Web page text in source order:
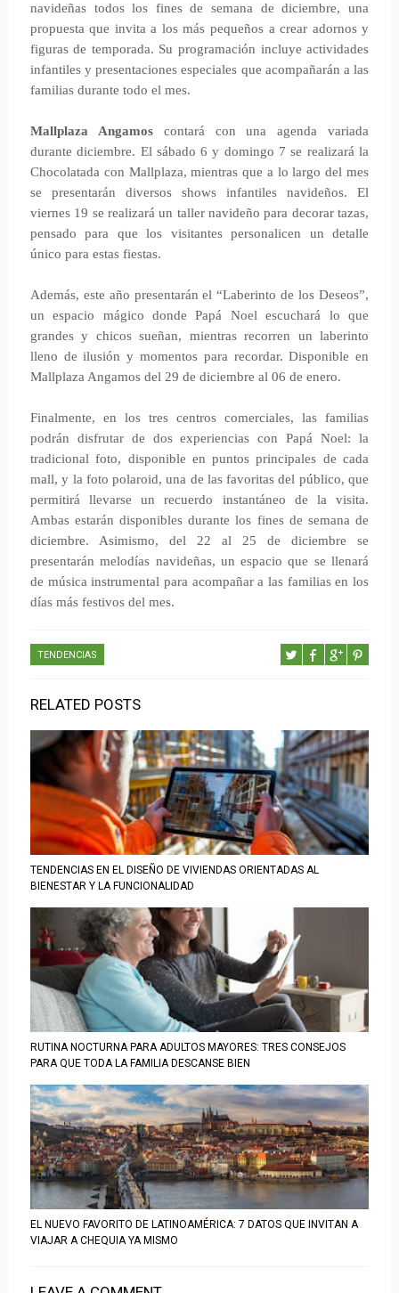
navideñas todos los fines de semana de diciembre, una
propuesta que invita a los más pequeños a crear adornos y
figuras de temporada. Su programación incluye actividades
infantiles y presentaciones especiales que acompañarán a las
familias durante todo el mes.
Mallplaza Angamos contará con una agenda variada
durante diciembre. El sábado 6 y domingo 7 se realizará la
Chocolatada con Mallplaza, mientras que a lo largo del mes
se presentarán diversos shows infantiles navideños. El
viernes 19 se realizará un taller navideño para decorar tazas,
pensado para que los visitantes personalicen un detalle
único para estas fiestas.
Además, este año presentarán el “Laberinto de los Deseos”,
un espacio mágico donde Papá Noel escuchará lo que
grandes y chicos sueñan, mientras recorren un laberinto
lleno de ilusión y momentos para recordar. Disponible en
Mallplaza Angamos del 29 de diciembre al 06 de enero.
Finalmente, en los tres centros comerciales, las familias
podrán disfrutar de dos experiencias con Papá Noel: la
tradicional foto, disponible en puntos principales de cada
mall, y la foto polaroid, una de las favoritas del público, que
permitirá llevarse un recuerdo instantáneo de la visita.
Ambas estarán disponibles durante los fines de semana de
diciembre. Asimismo, del 22 al 25 de diciembre se
presentarán melodías navideñas, un espacio que se llenará
de música instrumental para acompañar a las familias en los
días más festivos del mes.
TENDENCIAS
RELATED POSTS
TENDENCIAS EN EL DISEÑO DE VIVIENDAS ORIENTADAS AL
BIENESTAR Y LA FUNCIONALIDAD
RUTINA NOCTURNA PARA ADULTOS MAYORES: TRES CONSEJOS
PARA QUE TODA LA FAMILIA DESCANSE BIEN
EL NUEVO FAVORITO DE LATINOAMÉRICA: 7 DATOS QUE INVITAN A
VIAJAR A CHEQUIA YA MISMO